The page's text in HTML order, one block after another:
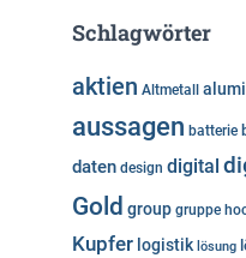
Schlagwörter
aktien Altmetall
aussagen batterie
daten design digital
Gold group gruppe
Kupfer logistik lösung